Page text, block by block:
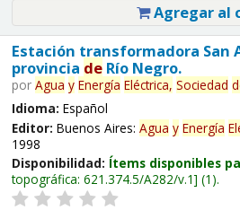
Agregar al
Estación transformadora San
provincia deRío Negro.
por Agua y Energía Eléctrica, Sociedad
Idioma: Español
Editor: Buenos Aires: Agua y Energía
1998
Disponibilidad: Ítems disponibles
topográfica: 621.374.5/A282/v.1 (1).